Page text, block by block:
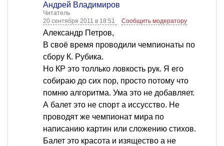
Андрей Владимиров
Читатель
20 сентября 2011 в 18:51
Сообщить модератору
Александр Петров,
В своё время проводили чемпионаты по
сбору К. Рубика.
Но КР это толлько ловкость рук. Я его
собираю до сих пор, просто потому что
помню алгоритма. Ума это не добавляет.
А балет это не спорт а иссусство. Не
проводят же чемпионат мира по
написанию картин или сложению стихов.
Балет это красота и изящество а не